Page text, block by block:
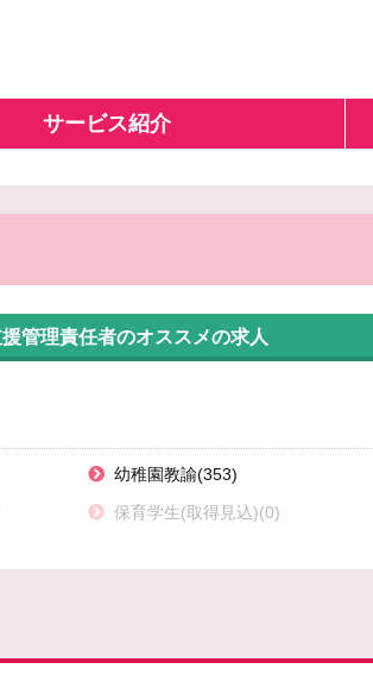
サービス紹介
管理責任者のオススメの求人
幼稚園教諭(353)
保育学生(取得見込)(0)